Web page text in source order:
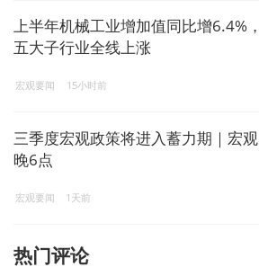
上半年机械工业增加值同比增6.4%，
五大子行业全线上涨
宏观要闻 15小时前
三季度宏观政策将进入蓄力期｜宏观
晚6点
宏观要闻 1天前
热门评论